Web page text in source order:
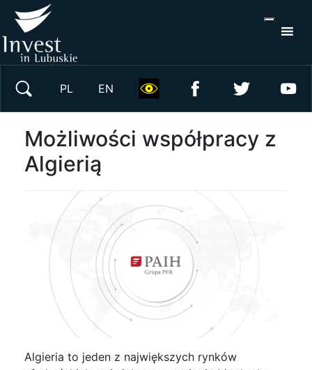
PL EN
Możliwości współpracy z
Algierią
Algieria to jeden z największych rynków
Wyszukaj w serwisie